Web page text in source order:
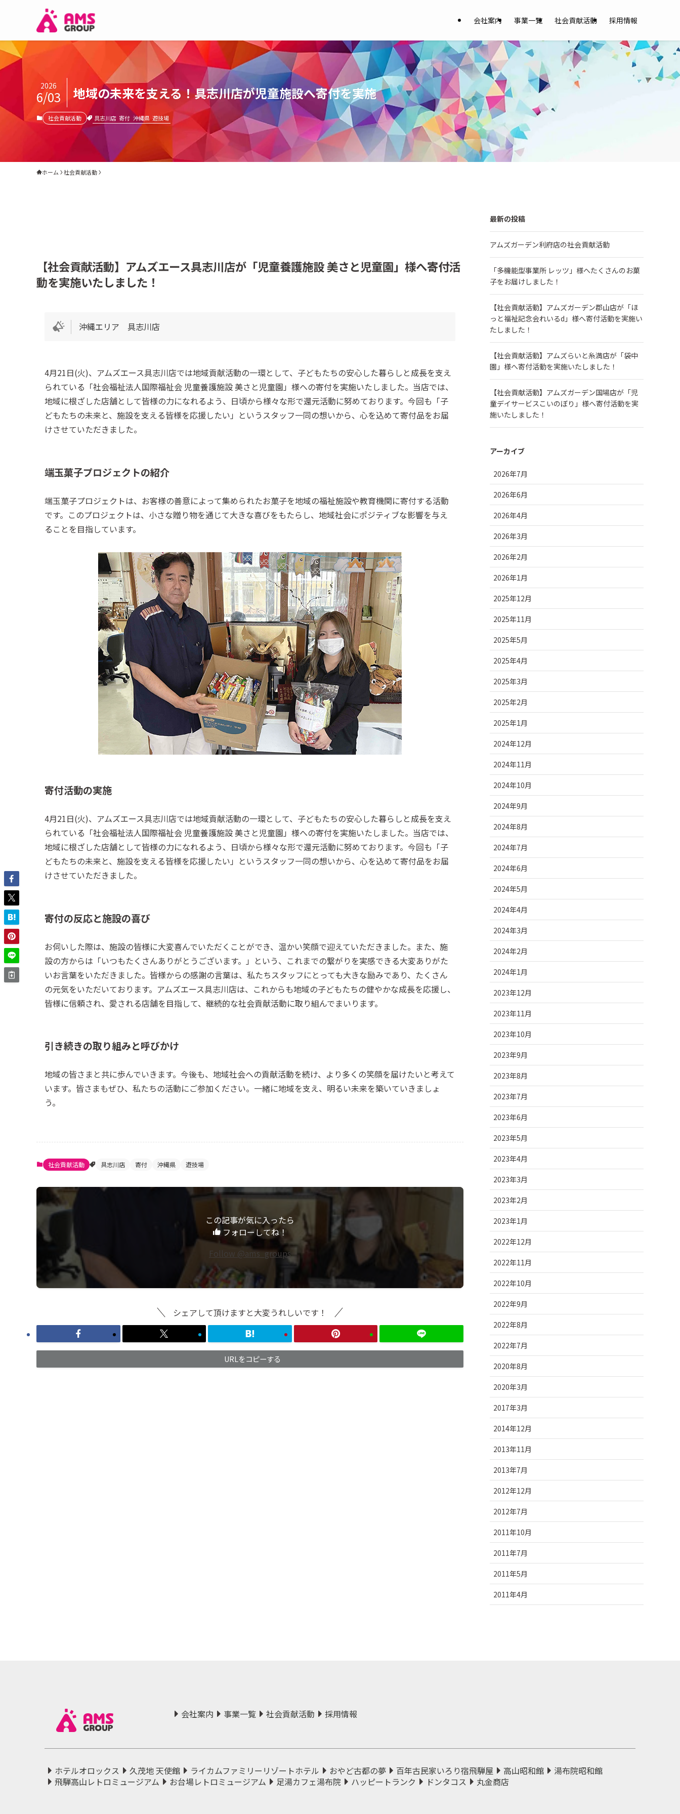
会社案内 事業一覧 社会貢献活動 採用情報
地域の未来を支える！具志川店が児童施設へ寄付を実施
2026
6/03
社会貢献活動 具志川店 寄付 沖縄県 遊技場
ホーム 社会貢献活動
【社会貢献活動】アムズエース具志川店が「児童養護施設 美さと児童園」様へ寄付活
動を実施いたしました！
沖縄エリア 具志川店
4月21日(火)、アムズエース具志川店では地域貢献活動の一環として、子どもたちの安心した暮らしと成長を支え
られている「社会福祉法人国際福祉会 児童養護施設 美さと児童園」様への寄付を実施いたしました。当店では、
地域に根ざした店舗として皆様の力になれるよう、日頃から様々な形で還元活動に努めております。今回も「子
どもたちの未来と、施設を支える皆様を応援したい」というスタッフ一同の想いから、心を込めて寄付品をお届
けさせていただきました。
端玉菓子プロジェクトの紹介
端玉菓子プロジェクトは、お客様の善意によって集められたお菓子を地域の福祉施設や教育機関に寄付する活動
です。このプロジェクトは、小さな贈り物を通じて大きな喜びをもたらし、地域社会にポジティブな影響を与え
ることを目指しています。
寄付活動の実施
4月21日(火)、アムズエース具志川店では地域貢献活動の一環として、子どもたちの安心した暮らしと成長を支え
られている「社会福祉法人国際福祉会 児童養護施設 美さと児童園」様への寄付を実施いたしました。当店では、
地域に根ざした店舗として皆様の力になれるよう、日頃から様々な形で還元活動に努めております。今回も「子
どもたちの未来と、施設を支える皆様を応援したい」というスタッフ一同の想いから、心を込めて寄付品をお届
けさせていただきました。
寄付の反応と施設の喜び
お伺いした際は、施設の皆様に大変喜んでいただくことができ、温かい笑顔で迎えていただきました。また、施
設の方からは「いつもたくさんありがとうございます。」という、これまでの繋がりを実感できる大変ありがた
いお言葉をいただきました。皆様からの感謝の言葉は、私たちスタッフにとっても大きな励みであり、たくさん
の元気をいただいております。アムズエース具志川店は、これからも地域の子どもたちの健やかな成長を応援し、
皆様に信頼され、愛される店舗を目指して、継続的な社会貢献活動に取り組んでまいります。
引き続きの取り組みと呼びかけ
地域の皆さまと共に歩んでいきます。今後も、地域社会への貢献活動を続け、より多くの笑顔を届けたいと考えて
います。皆さまもぜひ、私たちの活動にご参加ください。一緒に地域を支え、明るい未来を築いていきましょ
う。
社会貢献活動 具志川店 寄付 沖縄県 遊技場
この記事が気に入ったら
フォローしてね！
Follow @ams_groups
シェアして頂けますと大変うれしいです！
URLをコピーする
最新の投稿
アムズガーデン利府店の社会貢献活動
「多機能型事業所 レッツ」様へたくさんのお菓
子をお届けしました！
【社会貢献活動】アムズガーデン郡山店が「ほ
っと福祉記念会れいるd」様へ寄付活動を実施い
たしました！
【社会貢献活動】アムズらいと糸満店が「袋中
園」様へ寄付活動を実施いたしました！
【社会貢献活動】アムズガーデン国場店が「児
童デイサービスこいのぼり」様へ寄付活動を実
施いたしました！
アーカイブ
2026年7月
2026年6月
2026年4月
2026年3月
2026年2月
2026年1月
2025年12月
2025年11月
2025年5月
2025年4月
2025年3月
2025年2月
2025年1月
2024年12月
2024年11月
2024年10月
2024年9月
2024年8月
2024年7月
2024年6月
2024年5月
2024年4月
2024年3月
2024年2月
2024年1月
2023年12月
2023年11月
2023年10月
2023年9月
2023年8月
2023年7月
2023年6月
2023年5月
2023年4月
2023年3月
2023年2月
2023年1月
2022年12月
2022年11月
2022年10月
2022年9月
2022年8月
2022年7月
2020年8月
2020年3月
2017年3月
2014年12月
2013年11月
2013年7月
2012年12月
2012年7月
2011年10月
2011年7月
2011年5月
2011年4月
会社案内 事業一覧 社会貢献活動 採用情報
ホテルオロックス 久茂地 天使館 ライカムファミリーリゾートホテル おやど古都の夢 百年古民家いろり宿飛騨屋 高山昭和館
湯布院昭和館
飛騨高山レトロミュージアム
お台場レトロミュージアム 足湯カフェ湯布院 ハッピートランク ドンタコス 丸金商店